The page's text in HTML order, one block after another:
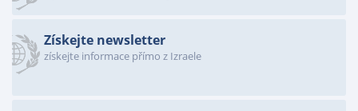
Získejte newsletter
získejte informace přímo z Izraele